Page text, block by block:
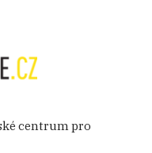
centrum pro